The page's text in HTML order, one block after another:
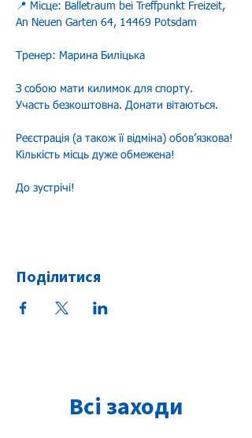
📍 Місце: Balletraum bei Treffpunkt Freizeit,
An Neuen Garten 64, 14469 Potsdam
Тренер: Марина Биліцька
З собою мати килимок для спорту.
Участь безкоштовна. Донати вітаються.
Реєстрація (а також її відміна) обовʼязкова!
Кількість місць дуже обмежена!
До зустрічі!
Поділитися
Всі заходи